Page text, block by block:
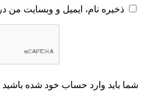
ذخیره نام، ایمیل و وبسایت من
شما باید وارد حساب خود شده باشید